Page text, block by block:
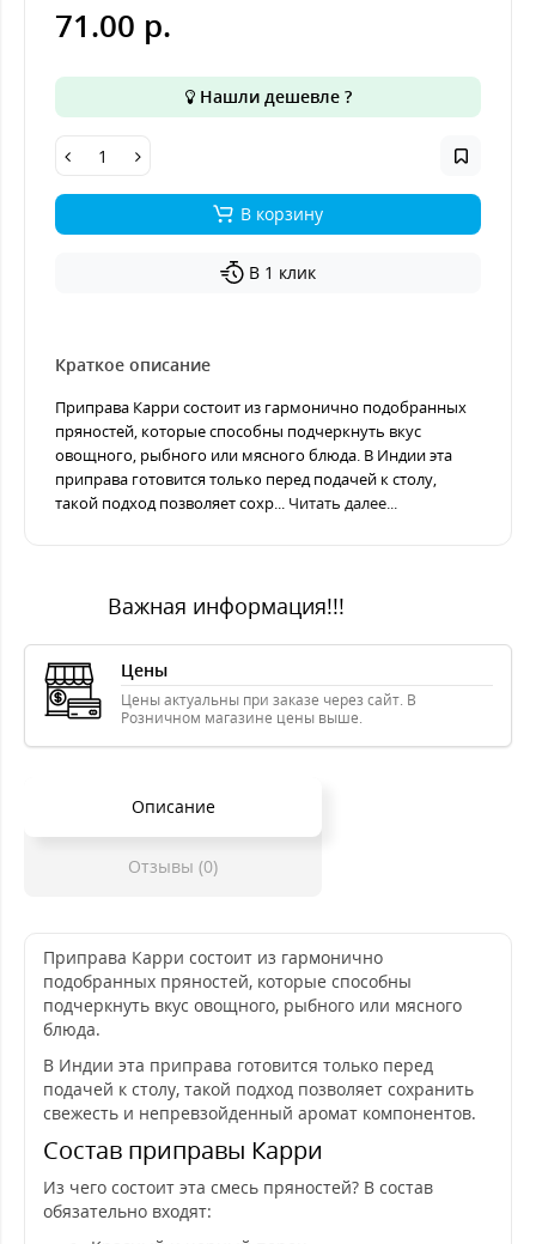
71.00 р.
Нашли дешевле ?
В корзину
В 1 клик
Краткое описание
Приправа Карри состоит из гармонично подобранных
пряностей, которые способны подчеркнуть вкус
овощного, рыбного или мясного блюда. В Индии эта
приправа готовится только перед подачей к столу,
такой подход позволяет сохр... Читать далее...
Важная информация!!!
Цены
Цены актуальны при заказе через сайт. В
Розничном магазине цены выше.
Описание
Отзывы (0)
Приправа Карри состоит из гармонично
подобранных пряностей, которые способны
подчеркнуть вкус овощного, рыбного или мясного
блюда.
В Индии эта приправа готовится только перед
подачей к столу, такой подход позволяет сохранить
свежесть и непревзойденный аромат компонентов.
Состав приправы Карри
Из чего состоит эта смесь пряностей? В состав
обязательно входят: